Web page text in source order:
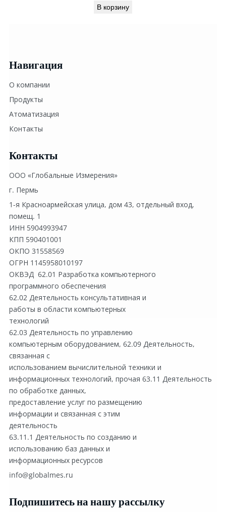
В корзину
Навигация
О компании
Продукты
Атоматизация
Контакты
Контакты
ООО «Глобальные Измерения»
г. Пермь
1-я Красноармейская улица, дом 43, отдельный вход,
помещ. 1
ИНН 5904993947
КПП 590401001
ОКПО 31558569
ОГРН 1145958010197
ОКВЭД  62.01 Разработка компьютерного
программного обеспечения
62.02 Деятельность консультативная и
работы в области компьютерных
технологий
62.03 Деятельность по управлению
компьютерным оборудованием, 62.09 Деятельность,
связанная с
использованием вычислительной техники и
информационных технологий, прочая 63.11 Деятельность
по обработке данных,
предоставление услуг по размещению
информации и связанная с этим
деятельность
63.11.1 Деятельность по созданию и
использованию баз данных и
информационных ресурсов
info@globalmes.ru
Подпишитесь на нашу рассылку